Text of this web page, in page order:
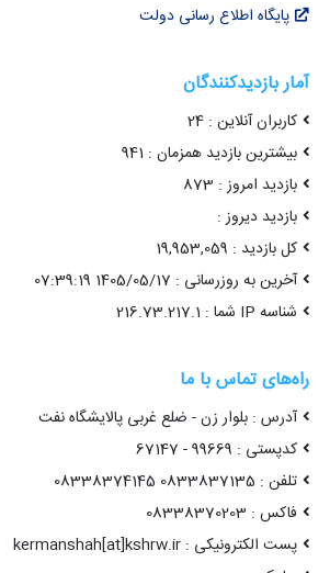
پایگاه اطلاع رسانی دولت
آمار بازدیدکنندگان
کاربران آنلاین : 24
بیشترین بازدید همزمان : 941
بازدید امروز : 873
بازدید دیروز :
کل بازدید : 19,953,059
آخرین به روزرسانی : 1405/05/17 07:39:19
شناسه IP شما : 216.73.217.1
راه‌های تماس با ما
آدرس : بلوار زن - ضلع غربی پالایشگاه نفت
کدپستی : 99669 - 67147
تلفن : 0833837135 08338374145
فاکس : 08338370203
پست الکترونیکی : kermanshah[at]kshrw.ir